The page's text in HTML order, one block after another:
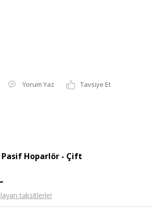
Yorum Yaz
Tavsiye Et
Pasif Hoparlör - Çift
taksitlerle!